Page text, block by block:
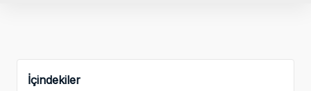
İçindekiler